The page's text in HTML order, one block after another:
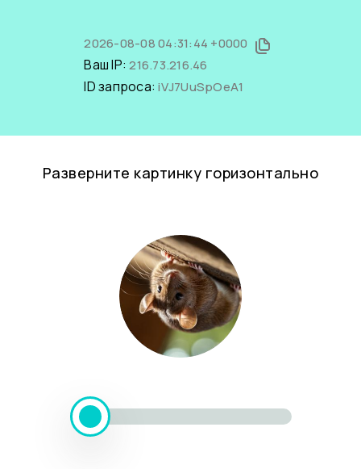
2026-08-08 04:31:44 +0000
Ваш IP:216.73.216.46
ID запроса:iVJ7UuSpOeA1
Разверните картинку горизонтально